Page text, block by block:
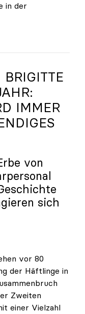
in der
nun doch
IMMER
von
sich
vor 80
der Häftlinge in
Zweiten
einer Vielzahl